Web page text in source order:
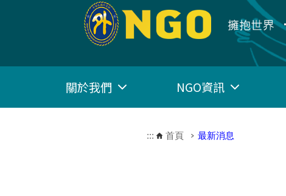
跳到主要內容區塊
關於我們 NGO資訊
::: 首頁 最新消息